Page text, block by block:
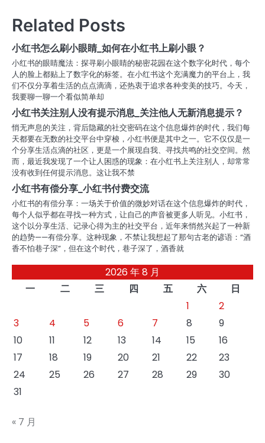
航
Related Posts
小红书怎么刷小眼睛_如何在小红书上刷小眼？
小红书的眼睛魔法：探寻刷小眼睛的秘密花园在这个数字化时代，每个
人的脸上都贴上了数字化的标签。在小红书这个充满魔力的平台上，我
们不仅分享着生活的点点滴滴，还热衷于追求各种变美的技巧。今天，
我要聊一聊一个看似简单却
小红书关注别人没有提示消息_关注他人无新消息提示？
悄无声息的关注，背后隐藏的社交密码在这个信息爆炸的时代，我们每
天都要在无数的社交平台中穿梭，小红书便是其中之一。它不仅仅是一
个分享生活点滴的社区，更是一个展现自我、寻找共鸣的社交空间。然
而，最近我发现了一个让人困惑的现象：在小红书上关注别人，却常常
没有收到任何提示消息。这让我不禁
小红书有偿分享_小红书付费交流
小红书的有偿分享：一场关于价值的微妙对话在这个信息爆炸的时代，
每个人似乎都在寻找一种方式，让自己的声音被更多人听见。小红书，
这个以分享生活、记录心得为主的社交平台，近年来悄然兴起了一种新
的趋势——有偿分享。这种现象，不禁让我想起了那句古老的谚语：“酒
香不怕巷子深”，但在这个时代，巷子深了，酒香就
2026 年 8 月
一
二 三 四 五 六
日
1
2
3
4 5 6 7 8
9
10
11 12 13 14 15
16
17
18 19 20 21 22
23
24
25 26 27 28 29
30
31
« 7 月